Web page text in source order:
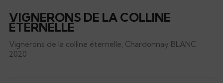
VIGNERONS DE LA COLLINE
ÉTERNELLE
Vignerons de la colline éternelle, Chardonnay BLANC
2020